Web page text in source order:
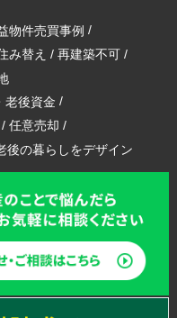
物件売買事例
み替え
再建築不可
老後資金
任意売却
後の暮らしをデザイン